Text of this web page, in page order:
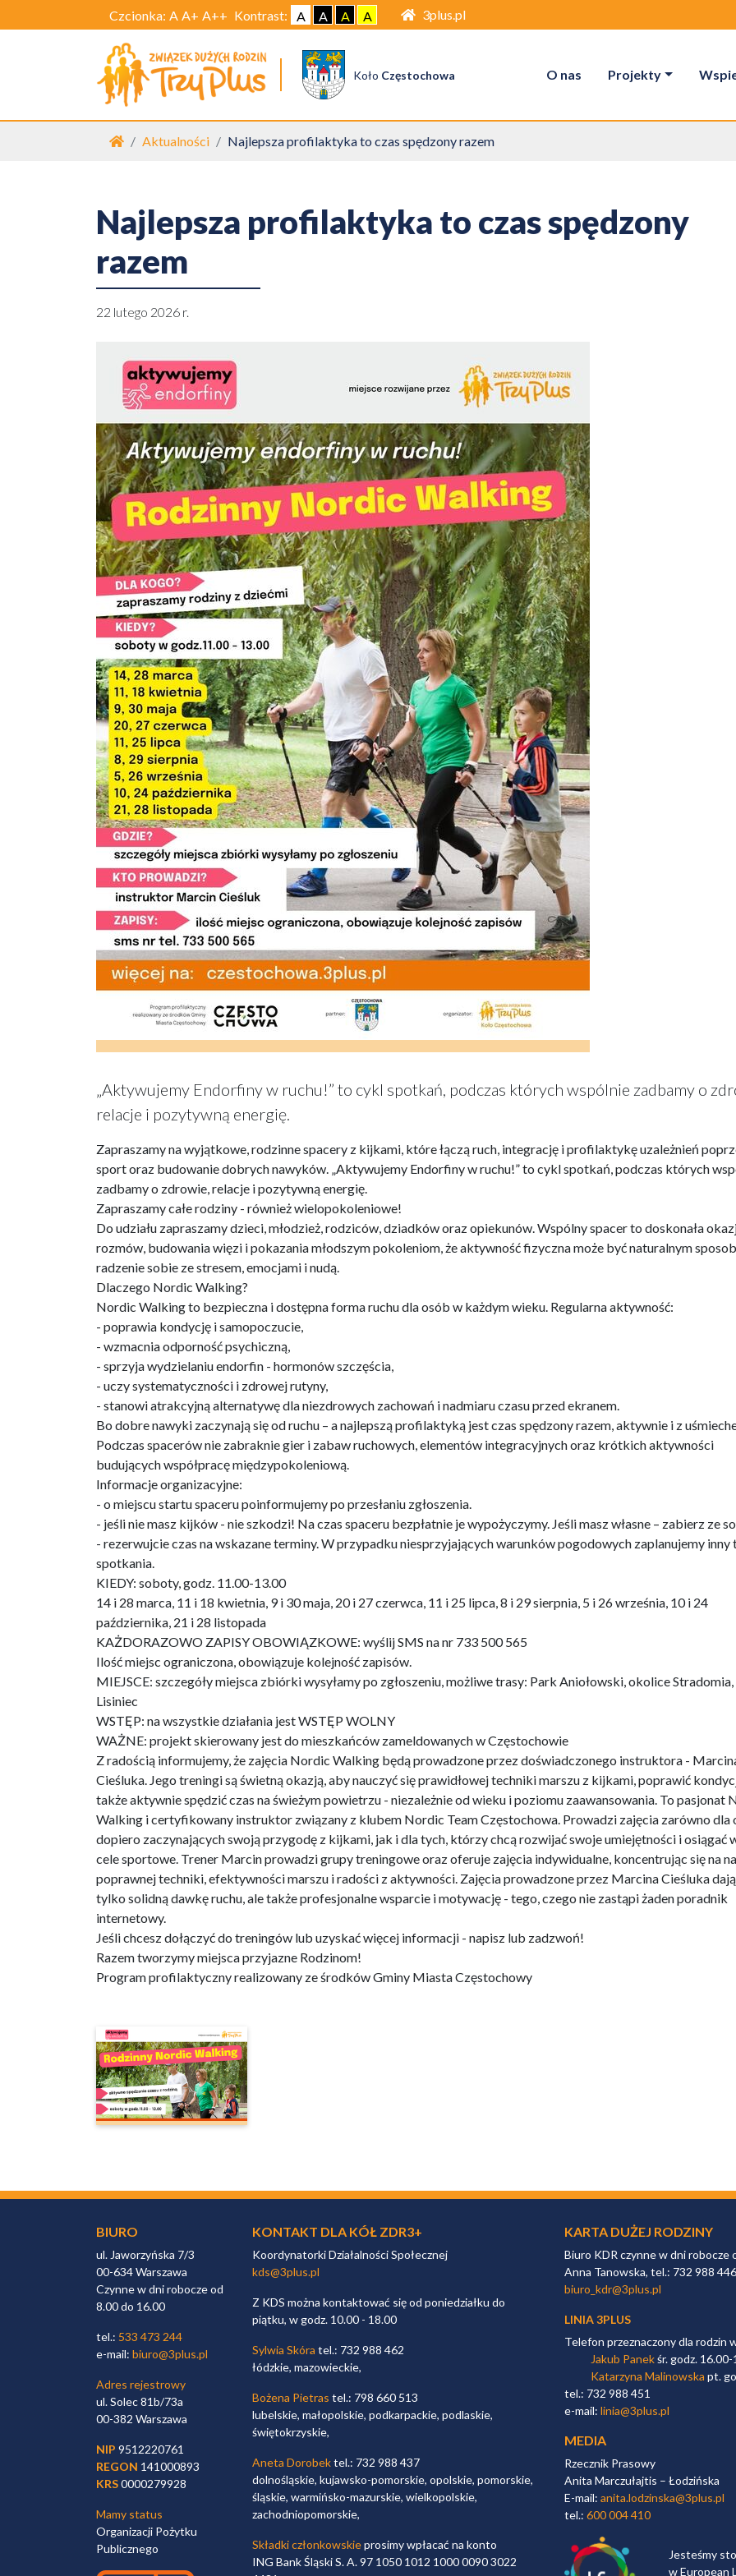
Czcionka: A A+ A++ Kontrast: A A A A 3plus.pl
Koło Częstochowa O nas Projekty
Strona główna
Aktualności Najlepsza profilaktyka to czas spędzony razem
Najlepsza profilaktyka to czas spędzony
razem
22 lutego 2026 r.
„Aktywujemy Endorfiny w ruchu!” to cykl spotkań, podczas których wspólnie zadbamy o
relacje i pozytywną energię.
Zapraszamy na wyjątkowe, rodzinne spacery z kijkami, które łączą ruch, integrację i profilaktykę uzależnień
sport oraz budowanie dobrych nawyków. „Aktywujemy Endorfiny w ruchu!” to cykl spotkań, podczas których
zadbamy o zdrowie, relacje i pozytywną energię.
Zapraszamy całe rodziny - również wielopokoleniowe!
Do udziału zapraszamy dzieci, młodzież, rodziców, dziadków oraz opiekunów. Wspólny spacer to doskonała
rozmów, budowania więzi i pokazania młodszym pokoleniom, że aktywność fizyczna może być naturalnym
radzenie sobie ze stresem, emocjami i nudą.
Dlaczego Nordic Walking?
Nordic Walking to bezpieczna i dostępna forma ruchu dla osób w każdym wieku. Regularna aktywność:
- poprawia kondycję i samopoczucie,
- wzmacnia odporność psychiczną,
- sprzyja wydzielaniu endorfin - hormonów szczęścia,
- uczy systematyczności i zdrowej rutyny,
- stanowi atrakcyjną alternatywę dla niezdrowych zachowań i nadmiaru czasu przed ekranem.
Bo dobre nawyki zaczynają się od ruchu – a najlepszą profilaktyką jest czas spędzony razem, aktywnie i z
Podczas spacerów nie zabraknie gier i zabaw ruchowych, elementów integracyjnych oraz krótkich aktywności
budujących współpracę międzypokoleniową.
Informacje organizacyjne:
- o miejscu startu spaceru poinformujemy po przesłaniu zgłoszenia.
- jeśli nie masz kijków - nie szkodzi! Na czas spaceru bezpłatnie je wypożyczymy. Jeśli masz własne – zabierz ze
- rezerwujcie czas na wskazane terminy. W przypadku niesprzyjających warunków pogodowych zaplanujemy inny
spotkania.
KIEDY: soboty, godz. 11.00-13.00
14 i 28 marca, 11 i 18 kwietnia, 9 i 30 maja, 20 i 27 czerwca, 11 i 25 lipca, 8 i 29 sierpnia, 5 i 26 września, 10 i 24
października, 21 i 28 listopada
KAŻDORAZOWO ZAPISY OBOWIĄZKOWE: wyślij SMS na nr 733 500 565
Ilość miejsc ograniczona, obowiązuje kolejność zapisów.
MIEJSCE: szczegóły miejsca zbiórki wysyłamy po zgłoszeniu, możliwe trasy: Park Aniołowski, okolice
Lisiniec
WSTĘP: na wszystkie działania jest WSTĘP WOLNY
WAŻNE: projekt skierowany jest do mieszkańców zameldowanych w Częstochowie
Z radością informujemy, że zajęcia Nordic Walking będą prowadzone przez doświadczonego instruktora -
Cieśluka. Jego treningi są świetną okazją, aby nauczyć się prawidłowej techniki marszu z kijkami, poprawić
także aktywnie spędzić czas na świeżym powietrzu - niezależnie od wieku i poziomu zaawansowania. To pasjonat
Walking i certyfikowany instruktor związany z klubem Nordic Team Częstochowa. Prowadzi zajęcia zarówno dla
dopiero zaczynających swoją przygodę z kijkami, jak i dla tych, którzy chcą rozwijać swoje umiejętności i osiągać
cele sportowe. Trener Marcin prowadzi grupy treningowe oraz oferuje zajęcia indywidualne, koncentrując się na
poprawnej techniki, efektywności marszu i radości z aktywności. Zajęcia prowadzone przez Marcina Cieśluka
tylko solidną dawkę ruchu, ale także profesjonalne wsparcie i motywację - tego, czego nie zastąpi żaden poradnik
internetowy.
Jeśli chcesz dołączyć do treningów lub uzyskać więcej informacji - napisz lub zadzwoń!
Razem tworzymy miejsca przyjazne Rodzinom!
Program profilaktyczny realizowany ze środków Gminy Miasta Częstochowy
BIURO
ul. Jaworzyńska 7/3
00-634 Warszawa
Czynne w dni robocze od
8.00 do 16.00
tel.: 533 473 244
e-mail: biuro@3plus.pl
Adres rejestrowy
ul. Solec 81b/73a
00-382 Warszawa
NIP 9512220761
REGON 141000893
KRS0000279928
Mamy status
Organizacji Pożytku
Publicznego
KONTAKT DLA KÓŁ ZDR3+
Koordynatorki Działalności Społecznej
kds@3plus.pl
Z KDS można kontaktować się od poniedziałku do
piątku, w godz. 10.00 - 18.00
Sylwia Skóra tel.: 732 988 462
łódzkie, mazowieckie,
Bożena Pietras tel.: 798 660 513
lubelskie, małopolskie, podkarpackie, podlaskie,
świętokrzyskie,
Aneta Dorobektel.: 732 988 437
dolnośląskie, kujawsko-pomorskie, opolskie, pomorskie,
śląskie, warmińsko-mazurskie, wielkopolskie,
zachodniopomorskie,
Składki członkowskieprosimy wpłacać na konto
ING Bank Śląski S. A. 97 1050 1012 1000 0090 3022
KARTA DUŻEJ RODZINY
Biuro KDR czynne w dni robocze
Anna Tanowska, tel.: 732 988 446
biuro_kdr@3plus.pl
LINIA 3PLUS
Telefon przeznaczony dla rodzin
Jakub Panekśr. godz. 16.00-
Katarzyna Malinowska pt.
tel.: 732 988 451
e-mail: linia@3plus.pl
MEDIA
Rzecznik Prasowy
Anita Marczułajtis – Łodzińska
E-mail: anita.lodzinska@3plus.pl
tel.: 600 004 410
Jesteśmy
w European